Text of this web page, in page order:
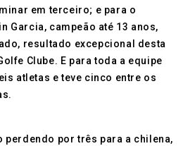
em terceiro; e para o
Garcia, campeão até 13 anos,
resultado excepcional desta
Clube. E para toda a equipe
atletas e teve cinco entre os
por três para a chilena,